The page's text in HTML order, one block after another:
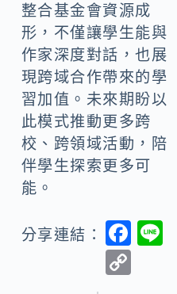
整合基金會資源成
形，不僅讓學生能與
作家深度對話，也展
現跨域合作帶來的學
習加值。未來期盼以
此模式推動更多跨
校、跨領域活動，陪
伴學生探索更多可
能。
分享連結：
F